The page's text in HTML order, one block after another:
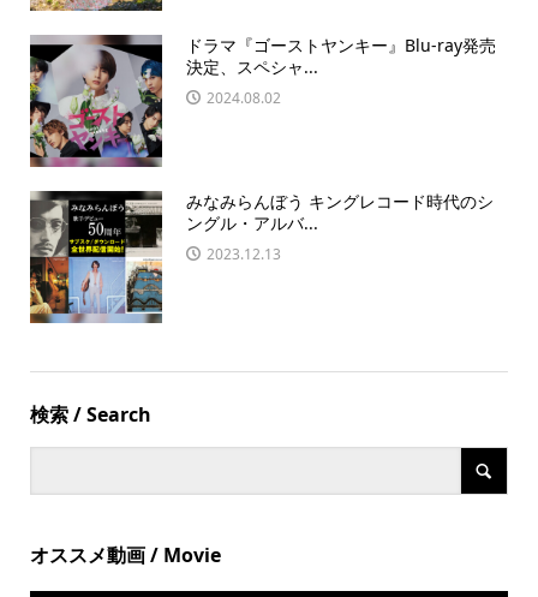
ドラマ『ゴーストヤンキー』Blu-ray発売
決定、スペシャ...
2024.08.02
みなみらんぼう キングレコード時代のシ
ングル・アルバ...
2023.12.13
検索 / Search
オススメ動画 / Movie